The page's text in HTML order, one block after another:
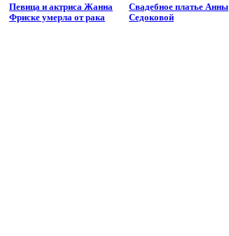
Певица и актриса Жанна
Фриске умерла от рака
Свадебное платье Анны
Седоковой